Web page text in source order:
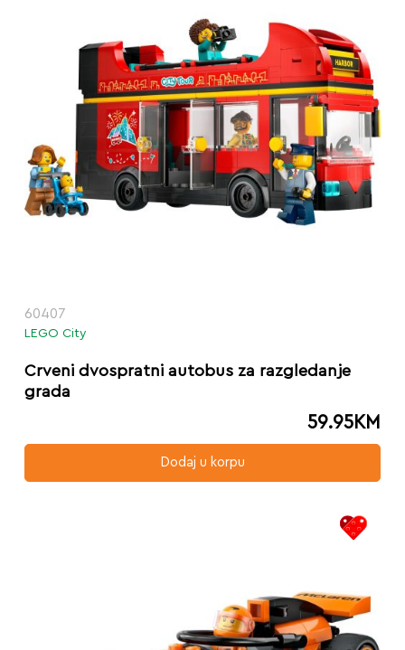
60407
LEGO City
Crveni dvospratni autobus za razgledanje
grada
59.95KM
Dodaj u korpu